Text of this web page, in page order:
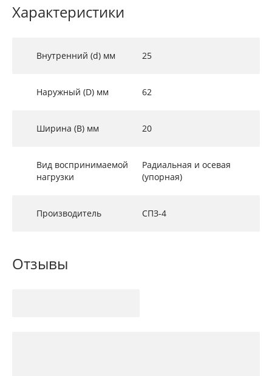
Характеристики
Внутренний (d) мм 25
Наружный (D) мм 62
Ширина (B) мм 20
Вид воспринимаемой
нагрузки
Радиальная и осевая
(упорная)
Производитель СПЗ-4
Отзывы